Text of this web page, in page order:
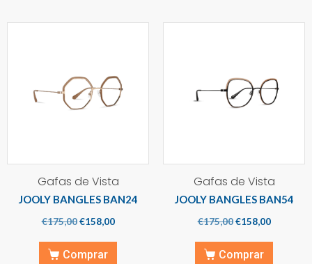
Gafas de Vista
JOOLY BANGLES BAN24
€175,00 €158,00
Comprar
Gafas de Vista
JOOLY BANGLES BAN54
€175,00 €158,00
Comprar